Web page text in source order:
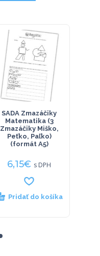
SADA Zmazáčiky
Matematika (3
Zmazáčiky Miško,
Peťko, Paľko)
(formát A5)
6,15€ s DPH
Pridať do košíka